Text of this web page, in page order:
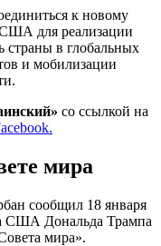
к новому
для реализации
страны в глобальных
и мобилизации
со ссылкой на
мира
сообщил 18 января
США Дональда Трампа
мира».